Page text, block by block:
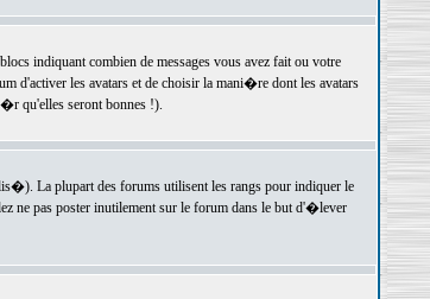
indiquant combien de messages vous avez fait ou votre
d'activer les avatars et de choisir la mani�re dont les avatars
qu'elles seront bonnes !).
La plupart des forums utilisent les rangs pour indiquer le
ne pas poster inutilement sur le forum dans le but d'�lever